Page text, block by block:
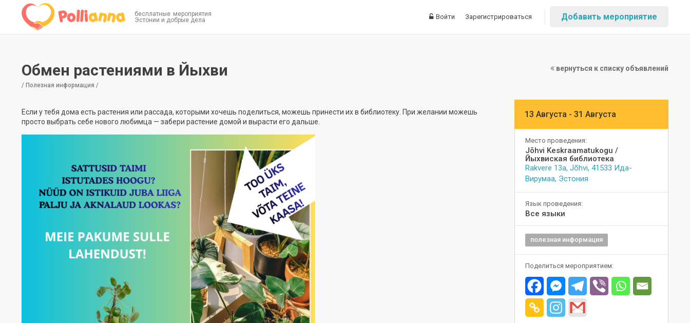
бесплатные мероприятия
Эстонии и добрые дела
Войти Зарегистрироваться Добавить мероприятие
вернуться к списку объявлений
Обмен растениями в Йыхви
/ Полезная информация /
Если у тебя дома есть растения или рассада, которыми хочешь поделиться, можешь принести их в библиотеку. При желании можешь
просто выбрать себе нового любимца — забери растение домой и вырасти его дальше.
13 Августа - 31 Августа
Место проведения:
Jõhvi Keskraamatukogu /
Йыхвиская библиотека
Rakvere 13a, Jõhvi, 41533 Ида-
Вирумаа, Эстония
Язык проведения:
Все языки
полезная информация
Поделиться мероприятием: